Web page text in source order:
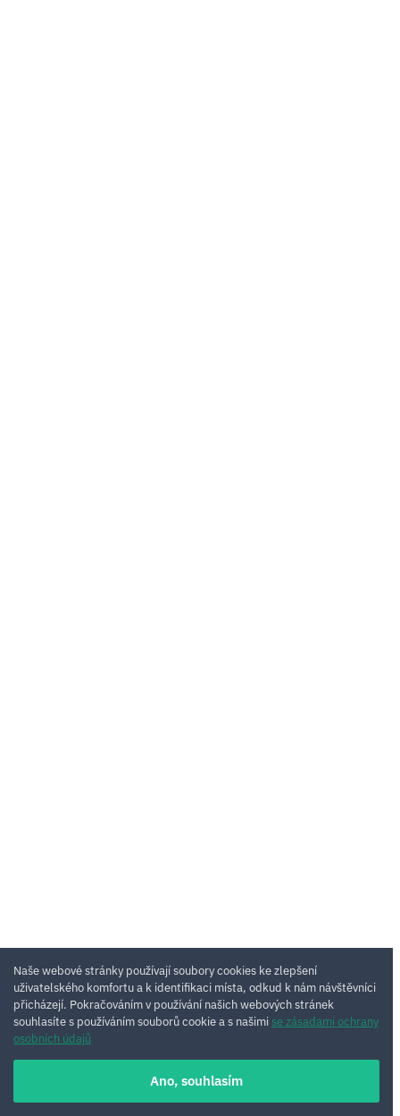
Naše webové stránky používají soubory cookies ke zlepšení
uživatelského komfortu a k identifikaci místa, odkud k nám návštěvníci
přicházejí. Pokračováním v používání našich webových stránek
souhlasíte s používáním souborů cookie a s našimi se zásadami ochrany
osobních údajů
Ano, souhlasím